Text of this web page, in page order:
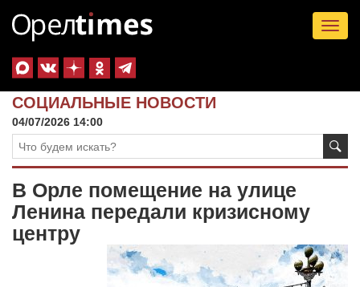
СОЦИАЛЬНЫЕ НОВОСТИ
04/07/2026 14:00
В Орле помещение на улице
Ленина передали кризисному
центру